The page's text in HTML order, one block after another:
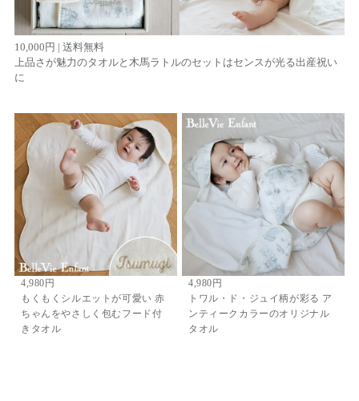
10,000円 | 送料無料
上品さが魅力のタオルと木馬ラトルのセットはセンスが光る出産祝い
に
4,980円
もくもくシルエットが可愛い 赤
ちゃんをやさしく包むフード付
きタオル
4,980円
トワル・ド・ジュイ柄が彩る ア
ンティークカラーのオリジナル
タオル